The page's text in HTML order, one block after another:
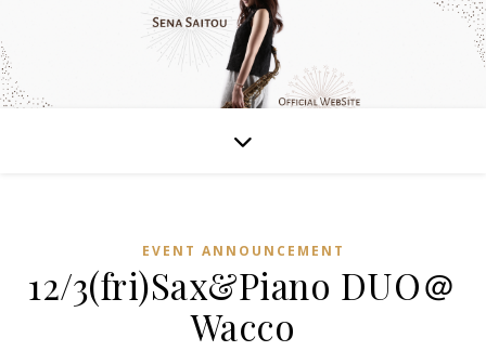
EVENT ANNOUNCEMENT
12/3(fri)Sax&Piano DUO＠
Wacco